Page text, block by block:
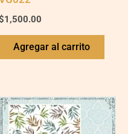
1,500.00
Agregar al carrito
VG024
quantity